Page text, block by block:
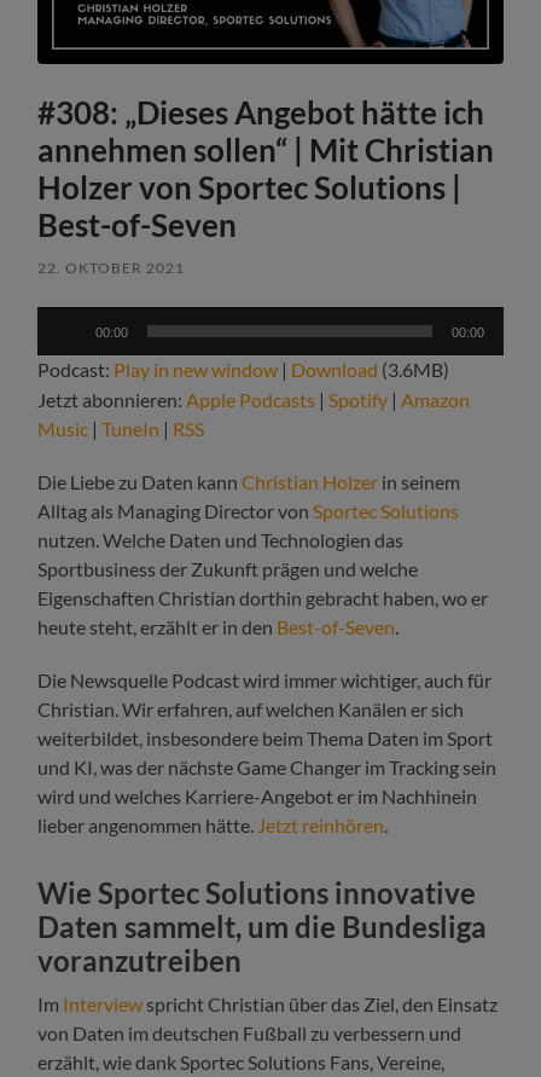
#308: „Dieses Angebot hätte ich
annehmen sollen“ | Mit Christian
Holzer von Sportec Solutions |
Best-of-Seven
22. OKTOBER 2021
00:00 00:00
Podcast: Play in new window | Download (3.6MB)
Jetzt abonnieren: Apple Podcasts | Spotify | Amazon
Music |TuneIn | RSS
Die Liebe zu Daten kannChristian Holzer in seinem
Alltag als Managing Director von Sportec Solutions
nutzen. Welche Daten und Technologien das
Sportbusiness der Zukunft prägen und welche
Eigenschaften Christian dorthin gebracht haben, wo er
heute steht, erzählt er in den Best-of-Seven
Die Newsquelle Podcast wird immer wichtiger, auch für
Christian. Wir erfahren, auf welchen Kanälen er sich
weiterbildet, insbesondere beim Thema Daten im Sport
und KI, was der nächste Game Changer im Tracking sein
wird und welches Karriere-Angebot er im Nachhinein
lieber angenommen hätte. Jetzt reinhören
Wie Sportec Solutions innovative
Daten sammelt, um die Bundesliga
voranzutreiben
Im Interview spricht Christian über das Ziel, den Einsatz
von Daten im deutschen Fußball zu verbessern und
erzählt, wie dank Sportec Solutions Fans, Vereine,